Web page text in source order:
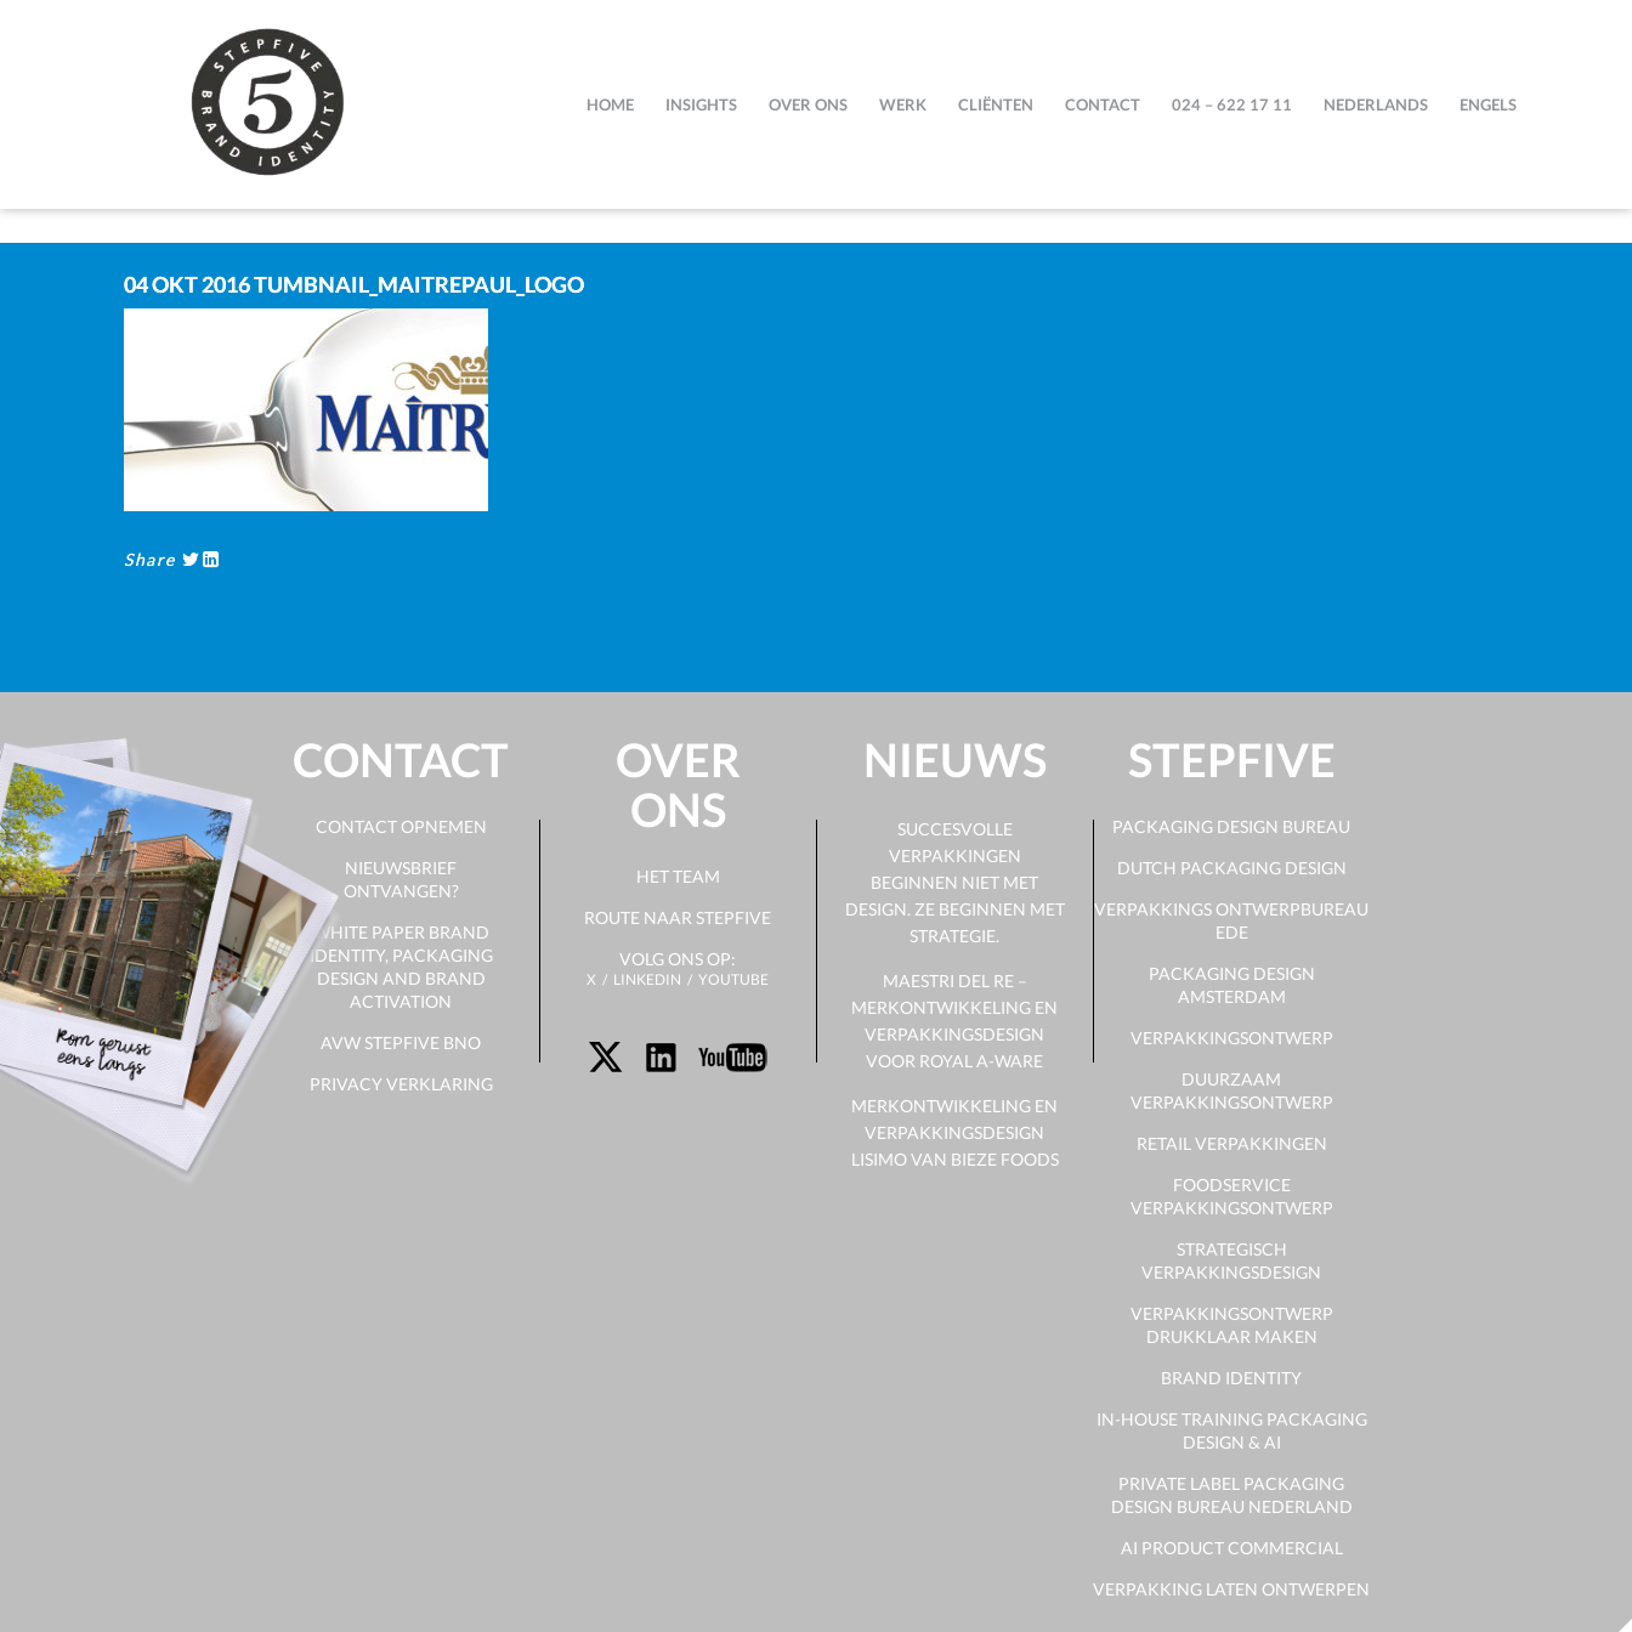
HOME INSIGHTS OVER ONS WERK CLIËNTEN CONTACT 024 – 622 17 11 NEDERLANDS ENGELS
04 OKT 2016TUMBNAIL_MAITREPAUL_LOGO
Share
CONTACT
CONTACT OPNEMEN
NIEUWSBRIEF
ONTVANGEN?
WHITE PAPER BRAND
IDENTITY, PACKAGING
DESIGN AND BRAND
ACTIVATION
AVW STEPFIVE BNO
PRIVACY VERKLARING
OVER
ONS
HET TEAM
ROUTE NAAR STEPFIVE
VOLG ONS OP:
X LINKEDIN YOUTUBE
NIEUWS
SUCCESVOLLE
VERPAKKINGEN
BEGINNEN NIET MET
DESIGN. ZE BEGINNEN MET
STRATEGIE.
MAESTRI DEL RE –
MERKONTWIKKELING EN
VERPAKKINGSDESIGN
VOOR ROYAL A-WARE
MERKONTWIKKELING EN
VERPAKKINGSDESIGN
LISIMO VAN BIEZE FOODS
STEPFIVE
PACKAGING DESIGN BUREAU
DUTCH PACKAGING DESIGN
VERPAKKINGS ONTWERPBUREAU
EDE
PACKAGING DESIGN
AMSTERDAM
VERPAKKINGSONTWERP
DUURZAAM
VERPAKKINGSONTWERP
RETAIL VERPAKKINGEN
FOODSERVICE
VERPAKKINGSONTWERP
STRATEGISCH
VERPAKKINGSDESIGN
VERPAKKINGSONTWERP
DRUKKLAAR MAKEN
BRAND IDENTITY
IN-HOUSE TRAINING PACKAGING
DESIGN & AI
PRIVATE LABEL PACKAGING
DESIGN BUREAU NEDERLAND
AI PRODUCT COMMERCIAL
VERPAKKING LATEN ONTWERPEN